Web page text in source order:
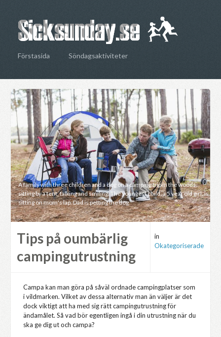
Förstasida Söndagsaktiviteter
A family with three children and a dog on a camping trip in the woods,
sitting by a tent, talking and smiling. The youngest child, a 5 year old girl, is
sitting on mom's lap. Dad is petting the dog.
Tips på oumbärlig
campingutrustning
in
Okategoriserade
Campa kan man göra på såväl ordnade campingplatser som
i vildmarken. Vilket av dessa alternativ man än väljer är det
dock viktigt att ha med sig rätt campingutrustning för
ändamålet. Så vad bör egentligen ingå i din utrustning när du
ska ge dig ut och campa?